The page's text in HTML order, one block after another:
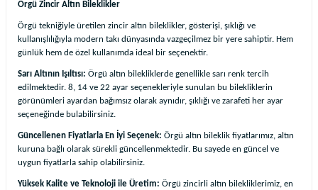
Örgü Zincir Altın Bileklikler
Örgü tekniğiyle üretilen zincir altın bileklikler, gösterişi, şıklığı ve
kullanışlılığıyla modern takı dünyasında vazgeçilmez bir yere sahiptir. Hem
günlük hem de özel kullanımda ideal bir seçenektir.
Sarı Altının Işıltısı: Örgü altın bilekliklerde genellikle sarı renk tercih
edilmektedir. 8, 14 ve 22 ayar seçenekleriyle sunulan bu bilekliklerin
görünümleri ayardan bağımsız olarak aynıdır, şıklığı ve zarafeti her ayar
seçeneğinde bulabilirsiniz.
Güncellenen Fiyatlarla En İyi Seçenek: Örgü altın bileklik fiyatlarımız, altın
kuruna bağlı olarak sürekli güncellenmektedir. Bu sayede en güncel ve
uygun fiyatlarla sahip olabilirsiniz.
Yüksek Kalite ve Teknoloji ile Üretim: Örgü zincirli altın bilekliklerimiz, en